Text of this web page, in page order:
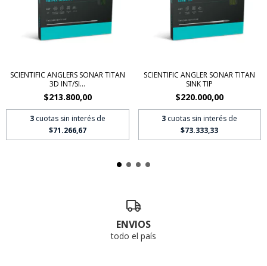
SCIENTIFIC ANGLERS SONAR TITAN
3D INT/SI...
$213.800,00
3 cuotas sin interés de
$71.266,67
SCIENTIFIC ANGLER SONAR TITAN
SINK TIP
$220.000,00
3 cuotas sin interés de
$73.333,33
ENVIOS
todo el país